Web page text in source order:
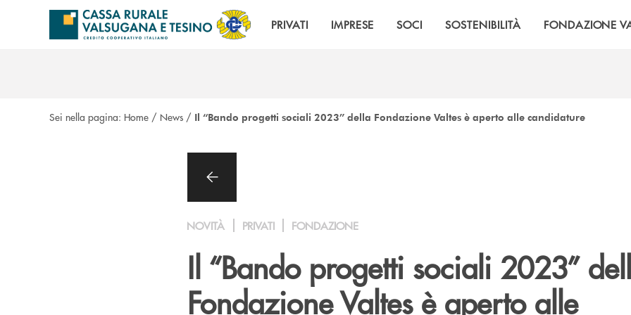
Salta al contenuto principale
PRIVATI IMPRESE SOCI SOSTENIBILITÀ FONDAZIONE
Sei nella pagina: Home / News / Il “Bando progetti sociali 2023” della Fondazione Valtes è aperto alle candidature
NOVITÀ PRIVATI FONDAZIONE
Il “Bando progetti sociali 2023”
Fondazione Valtes è aperto alle